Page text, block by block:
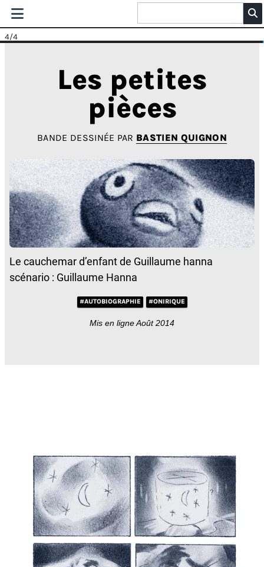
4/4
Les petites
pièces
BANDE DESSINÉE PAR BASTIEN QUIGNON
Le cauchemar d’enfant de Guillaume hanna
scénario : Guillaume Hanna
#AUTOBIOGRAPHIE #ONIRIQUE
Mis en ligne Août 2014